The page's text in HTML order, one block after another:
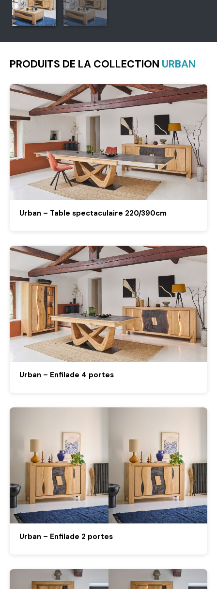
PRODUITS DE LA COLLECTION URBAN
Urban – Table spectaculaire 220/390cm
Urban – Enfilade 4 portes
Urban – Enfilade 2 portes